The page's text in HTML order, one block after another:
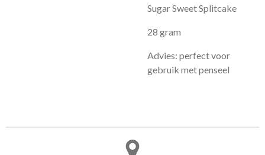
Sugar Sweet Splitcake
28 gram
Advies: perfect voor
gebruik met penseel